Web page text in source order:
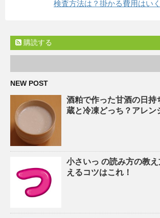
検査方法は？掛かる費用はい
購読する
NEW POST
酒粕で作った甘酒の日持
蔵と冷凍どっち？アレン
小さいっ の読み方の教
えるコツはこれ！